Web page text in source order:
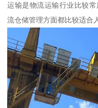
运输是物流运输行业比较
流仓储管理方面都比较适合